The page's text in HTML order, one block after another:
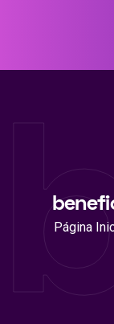
conteúdo
Página